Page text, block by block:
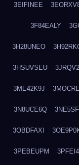
3EIFINEE
3F84EALY
3H28UNEO
3HSUVSEU
3ME42K9J
3N8UCE6Q
3OBDFAXI
3PEBEUPM